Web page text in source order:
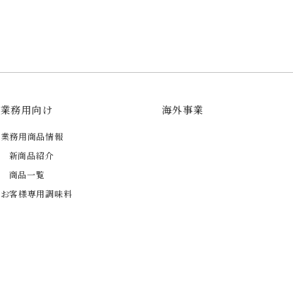
業務用向け
業務用商品情報
新商品紹介
商品一覧
お客様専用調味料
海外事業